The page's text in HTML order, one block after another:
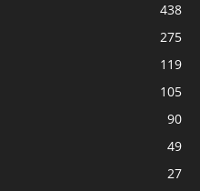
438
275
119
105
90
49
27